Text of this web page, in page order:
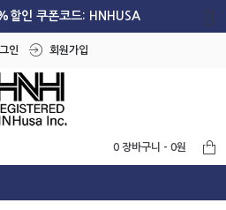
할인 쿠폰코드: HNHUSA
인 회원가입
0 장바구니 - 0원